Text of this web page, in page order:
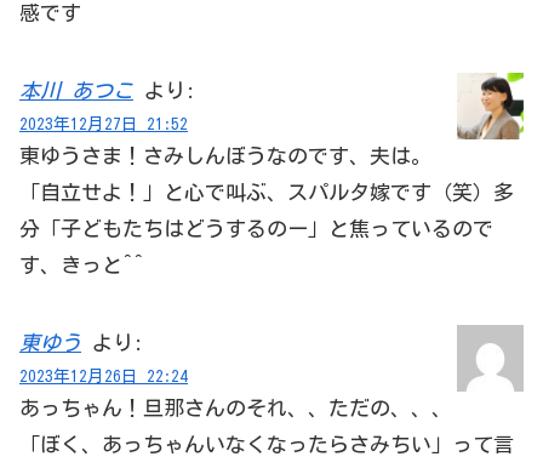
感です
本川 あつこ より:
2023年12月27日 21:52
東ゆうさま！さみしんぼうなのです、夫は。
「自立せよ！」と心で叫ぶ、スパルタ嫁です（笑）多
分「子どもたちはどうするのー」と焦っているので
す、きっと^^
東ゆう より:
2023年12月26日 22:24
あっちゃん！旦那さんのそれ、、ただの、、、
「ぼく、あっちゃんいなくなったらさみちい」って言